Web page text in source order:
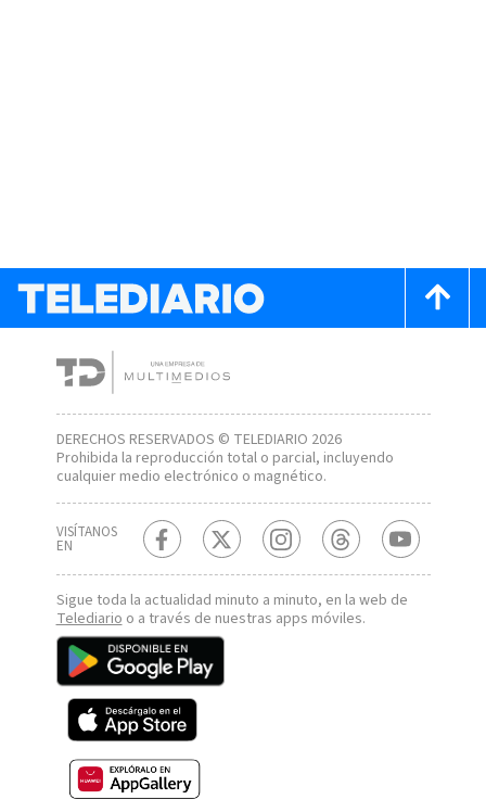
DERECHOS RESERVADOS © TELEDIARIO 2026
Prohibida la reproducción total o parcial, incluyendo
cualquier medio electrónico o magnético.
VISÍTANOS
EN
Sigue toda la actualidad minuto a minuto, en la web de
Telediarioo a través de nuestras apps móviles.